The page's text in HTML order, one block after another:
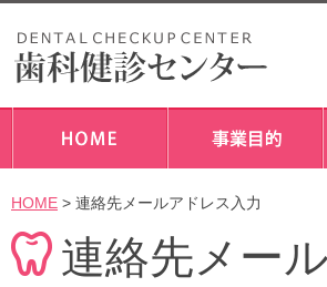
HOME > 連絡先メールアドレス入力
連絡先メー